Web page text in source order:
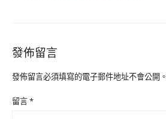
發佈留言
發佈留言必須填寫的電子郵件地址不會公開。
留言*